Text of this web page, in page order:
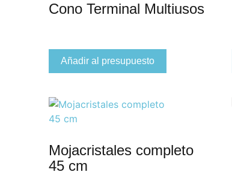
Cono Terminal Multiusos
Añadir al presupuesto
Mojacristales completo
45 cm